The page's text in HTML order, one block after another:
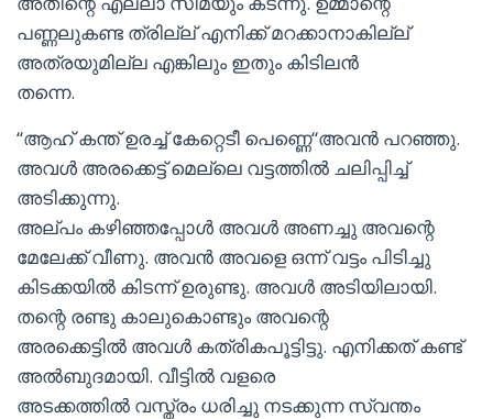
പണ്ണലുകണ്ട ത്രില്ല് എനിക്ക് മറക്കാനാകില്ല്
അത്രയുമില്ല എങ്കിലും ഇതും കിടിലൻ
തന്നെ.
“ആഹ് കന്ത് ഉരച്ച് കേറ്റെടീ പെണ്ണെ“അവൻ പറഞ്ഞു.
അവൾ അരക്കെട്ട് മെല്ലെ വട്ടത്തിൽ ചലിപ്പിച്ച്
അടിക്കുന്നു.
അല്പം കഴിഞ്ഞപ്പോൾ അവൾ അണച്ചു അവന്റെ
മേലേക്ക് വീണു. അവൻ അവളെ ഒന്ന് വട്ടം പിടിച്ചു
കിടക്കയിൽ കിടന്ന് ഉരുണ്ടു. അവൾ അടിയിലായി.
തന്റെ രണ്ടു കാലുകൊണ്ടും അവന്റെ
അരക്കെട്ടിൽ അവൾ കത്രികപൂട്ടിട്ടു. എനിക്കത് കണ്ട്
അൽബുദമായി. വീട്ടിൽ വളരെ
അടക്കത്തിൽ വസ്ത്രം ധരിച്ചു നടക്കുന്ന സ്വന്തം